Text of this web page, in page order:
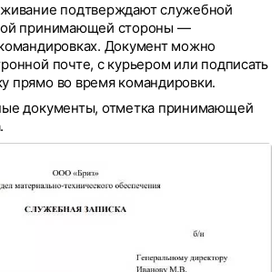
подтверждают служебной
принимающей стороны —
Документ можно
почте, с курьером или подписать
прямо во время командировки.
документы, отметка принимающей